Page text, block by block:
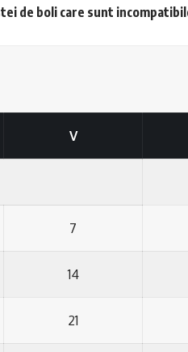
de boli care sunt
V
7
14
21